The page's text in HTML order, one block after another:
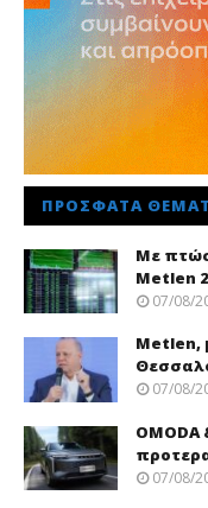
ΠΡΌΣΦΑΤΑ
Με
Metlen
07/08/
Metlen,
07/08/
OMODA
07/08/